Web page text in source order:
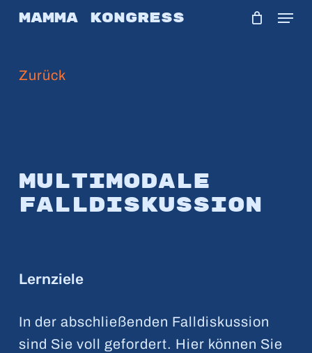
Skip
content
Mamma Kongress Menu
Zurück
Multimodale
Falldiskussion
Lernziele
In der abschließenden Falldiskussion
sind Sie voll gefordert. Hier können Sie